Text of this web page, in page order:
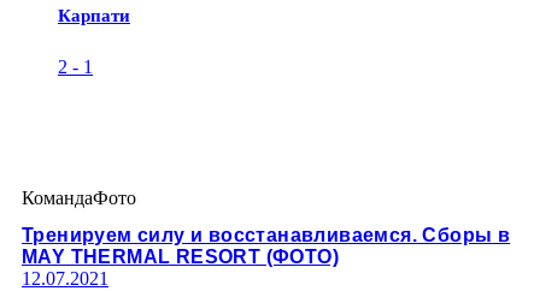
Карпати
2 - 1
КомандаФото
Тренируем силу и восстанавливаемся. Сборы в
MAY THERMAL RESORT (ФОТО)
12.07.2021